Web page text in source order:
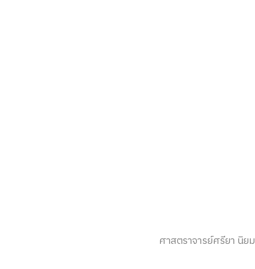
ศาสตราจารย์ศรียา นิ